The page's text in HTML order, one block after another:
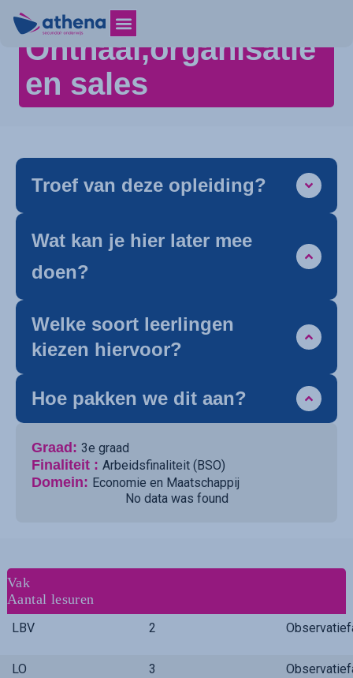
Onthaal,organisatie
en sales
Troef van deze opleiding?
Wat kan je hier later mee
doen?
Welke soort leerlingen
kiezen hiervoor?
Hoe pakken we dit aan?
Graad: 3e graad
Finaliteit : Arbeidsfinaliteit (BSO)
Domein: Economie en Maatschappij
No data was found
Vak
Aantal lesuren
LBV 2
LO 3